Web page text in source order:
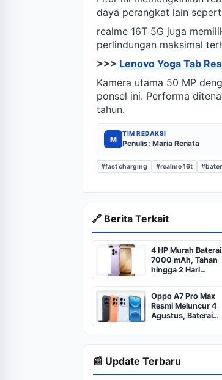
daya perangkat lain
realme 16T 5G juga
perlindungan maksimal
>>> Lenovo Yoga Tab
Kamera utama 50 MP
ponsel ini. Performa
tahun.
M
TIM REDAKSI
Penulis: Maria Renata
#fast charging #realme 16t
🔗 Berita Terkait
4 HP Murah Baterai
7000 mAh, Tahan
hingga 2 Hari
dengan Performa
Kencang
Oppo A7 Pro Max
Resmi Meluncur 4
Agustus, Baterai
10.000 mAh
📰 Update Terbaru